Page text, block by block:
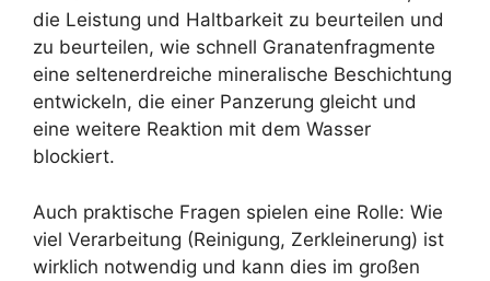
die Leistung und Haltbarkeit zu beurteilen und
zu beurteilen, wie schnell Granatenfragmente
eine seltenerdreiche mineralische Beschichtung
entwickeln, die einer Panzerung gleicht und
eine weitere Reaktion mit dem Wasser
blockiert.
Auch praktische Fragen spielen eine Rolle: Wie
viel Verarbeitung (Reinigung, Zerkleinerung) ist
wirklich notwendig und kann dies im großen